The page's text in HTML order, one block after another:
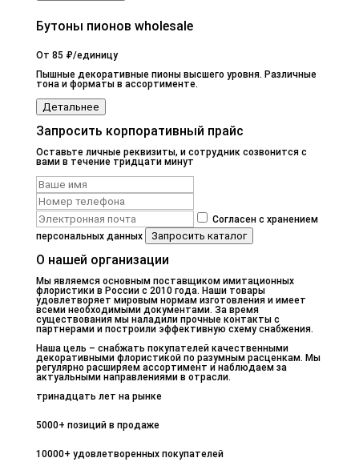
Бутоны пионов wholesale
От 85 ₽/единицу
Пышные декоративные пионы высшего уровня. Различные
тона и форматы в ассортименте.
Детальнее
Запросить корпоративный прайс
Оставьте личные реквизиты, и сотрудник созвонится с
вами в течение тридцати минут
Согласен с хранением
персональных данных
Запросить каталог
О нашей организации
Мы являемся основным поставщиком имитационных
флористики в России с 2010 года. Наши товары
удовлетворяет мировым нормам изготовления и имеет
всеми необходимыми документами. За время
существования мы наладили прочные контакты с
партнерами и построили эффективную схему снабжения.
Наша цель – снабжать покупателей качественными
декоративными флористикой по разумным расценкам. Мы
регулярно расширяем ассортимент и наблюдаем за
актуальными направлениями в отрасли.
тринадцать лет на рынке
5000+ позиций в продаже
10000+ удовлетворенных покупателей